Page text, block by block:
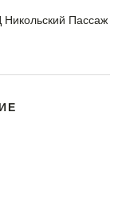
Пассаж